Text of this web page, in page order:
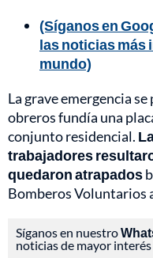
(Síganos en
las noticias más
mundo)
La grave emergencia
obreros fundía una
conjunto residencial.
trabajadores
quedaron atrapados
Bomberos Voluntarios
Síganos en nuestro
noticias de mayor interés